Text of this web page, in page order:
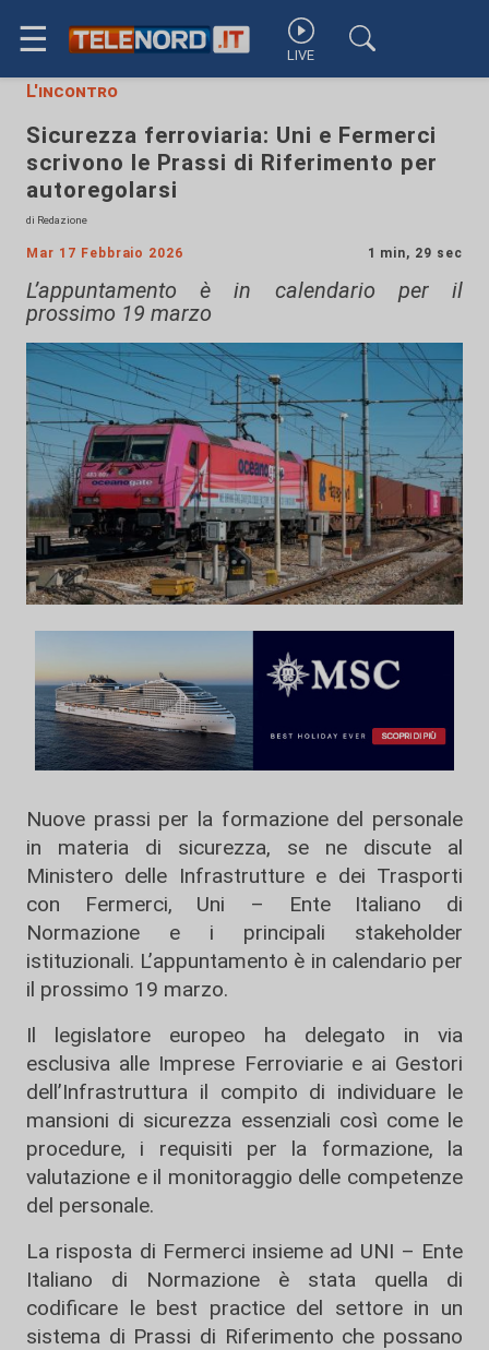
☰ LIVE
L'incontro
Sicurezza ferroviaria: Uni e Fermerci
scrivono le Prassi di Riferimento per
autoregolarsi
di Redazione
Mar 17 Febbraio 2026 1 min, 29 sec
L’appuntamento è in calendario per il
prossimo 19 marzo
Nuove prassi per la formazione del personale
in materia di sicurezza, se ne discute al
Ministero delle Infrastrutture e dei Trasporti
con Fermerci, Uni – Ente Italiano di
Normazione e i principali stakeholder
istituzionali. L’appuntamento è in calendario per
il prossimo 19 marzo.
Il legislatore europeo ha delegato in via
esclusiva alle Imprese Ferroviarie e ai Gestori
dell’Infrastruttura il compito di individuare le
mansioni di sicurezza essenziali così come le
procedure, i requisiti per la formazione, la
valutazione e il monitoraggio delle competenze
del personale.
La risposta di Fermerci insieme ad UNI – Ente
Italiano di Normazione è stata quella di
codificare le best practice del settore in un
sistema di Prassi di Riferimento che possano